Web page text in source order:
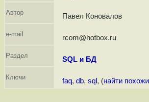
Автор Павел Коновалов
e-mail rcom@hotbox.ru
Раздел SQL и БД
Ключи faq, db, sql , (найти